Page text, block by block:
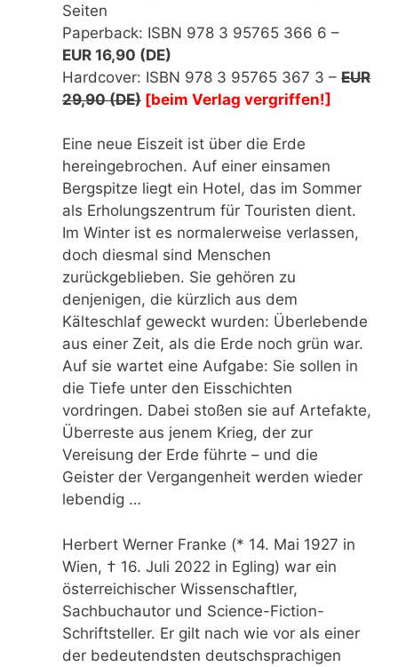
Seiten
Paperback: ISBN 978 3 95765 366 6 –
EUR 16,90 (DE)
Hardcover: ISBN 978 3 95765 367 3 – EUR
29,90 (DE) [beim Verlag vergriffen!]
Eine neue Eiszeit ist über die Erde
hereingebrochen. Auf einer einsamen
Bergspitze liegt ein Hotel, das im Sommer
als Erholungszentrum für Touristen dient.
Im Winter ist es normalerweise verlassen,
doch diesmal sind Menschen
zurückgeblieben. Sie gehören zu
denjenigen, die kürzlich aus dem
Kälteschlaf geweckt wurden: Überlebende
aus einer Zeit, als die Erde noch grün war.
Auf sie wartet eine Aufgabe: Sie sollen in
die Tiefe unter den Eisschichten
vordringen. Dabei stoßen sie auf Artefakte,
Überreste aus jenem Krieg, der zur
Vereisung der Erde führte – und die
Geister der Vergangenheit werden wieder
lebendig …
Herbert Werner Franke (* 14. Mai 1927 in
Wien, † 16. Juli 2022 in Egling) war ein
österreichischer Wissenschaftler,
Sachbuchautor und Science-Fiction-
Schriftsteller. Er gilt nach wie vor als einer
der bedeutendsten deutschsprachigen